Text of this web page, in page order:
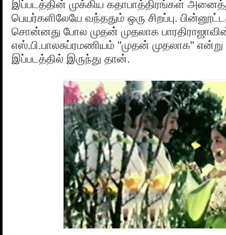
இப்படத்தின் முக்கிய கதாபாத்திரங்கள்
பெயர்களிலேயே வந்ததும் ஒரு சிறப்பு.
சொன்னது போல முதன் முதலாக
எஸ்.பி.பாலசுப்ரமணியம் "முதன் முதலாக" என்று
இப்படத்தில் இருந்து தான்.